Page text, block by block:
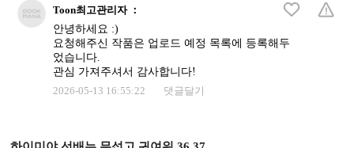
Toon최고관리자 ：
안녕하세요 :)
요청해주신 작품은 업로드 예정 목록에 등록해두
었습니다.
관심 가져주셔서 감사합니다!
2026-05-13 16:55:22
댓글달기